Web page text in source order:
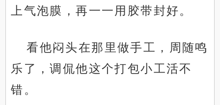
上气泡膜，再一一用胶带封好。
看他闷头在那里做手工，周随鸣
乐了，调侃他这个打包小工活不
错。